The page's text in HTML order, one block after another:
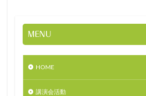
MENU
HOME
講演会活動